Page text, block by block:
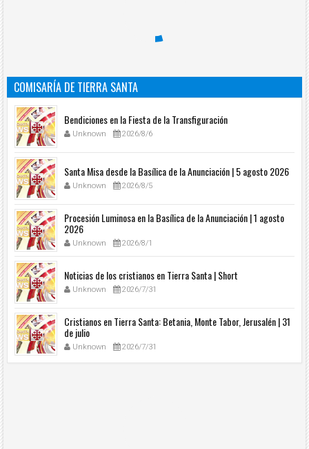
COMISARÍA DE TIERRA SANTA
Bendiciones en la Fiesta de la Transfiguración
Unknown 2026/8/6
Santa Misa desde la Basílica de la Anunciación | 5 agosto 2026
Unknown 2026/8/5
Procesión Luminosa en la Basílica de la Anunciación | 1 agosto
2026
Unknown 2026/8/1
Noticias de los cristianos en Tierra Santa | Short
Unknown 2026/7/31
Cristianos en Tierra Santa: Betania, Monte Tabor, Jerusalén | 31
de julio
Unknown 2026/7/31